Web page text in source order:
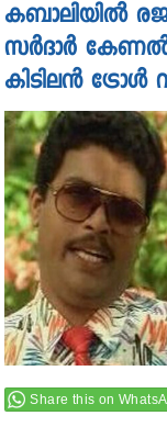
കബാലിയില്‍
സര്‍ദാര്‍ കേണല്‍
കിടിലൻ
Share this on